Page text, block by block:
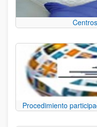
Procedimiento